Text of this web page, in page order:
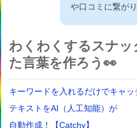
や口コミに繋がり
わくわくするスナッ
た言葉を作ろう👀
キーワードを入れるだけでキャ
テキストをAI（人工知能）が
自動作成！【Catchy】